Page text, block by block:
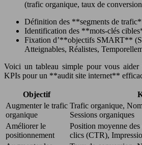
(trafic organique, taux de
Définition des **segments de
Identification des **mots-clés
Fixation d’**objectifs SMART**
Atteignables, Réalistes,
Voici un tableau simple pour vous
KPIs pour un **audit site internet**
Objectif
Augmenter le trafic
organique
Trafic organique,
Sessions organiques
Améliorer le
positionnement
Position moyenne
clics (CTR),